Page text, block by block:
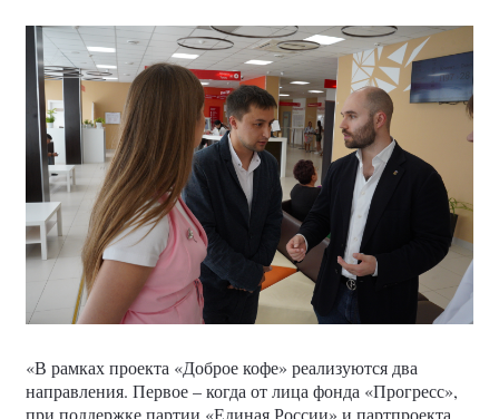
«В рамках проекта «Доброе кофе» реализуются два
направления. Первое – когда от лица фонда «Прогресс»,
при поддержке партии «Единая России» и партпроекта